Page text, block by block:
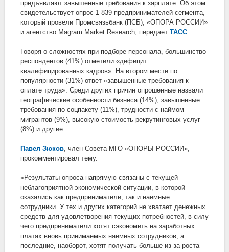
предъявляют завышенные требования к зарплате. Об этом
свидетельствует опрос 1 839 предпринимателей сегмента,
который провели Промсвязьбанк (ПСБ), «ОПОРА РОССИИ»
и агентство Magram Market Research, передает ТАСС.
Говоря о сложностях при подборе персонала, большинство
респондентов (41%) отметили «дефицит
квалифицированных кадров». На втором месте по
популярности (31%) ответ «завышенные требования к
оплате труда». Среди других причин опрошенные назвали
географические особенности бизнеса (14%), завышенные
требования по соцпакету (11%), трудности с наймом
мигрантов (9%), высокую стоимость рекрутинговых услуг
(8%) и другие.
Павел Зюков, член Совета МГО «ОПОРЫ РОССИИ»,
прокомментировал тему.
«Результаты опроса напрямую связаны с текущей
неблагоприятной экономической ситуации, в которой
оказались как предприниматели, так и наемные
сотрудники. У тех и других категорий не хватает денежных
средств для удовлетворения текущих потребностей, в силу
чего предприниматели хотят сэкономить на заработных
платах вновь принимаемых наемных сотрудников, а
последние, наоборот, хотят получать больше из-за роста